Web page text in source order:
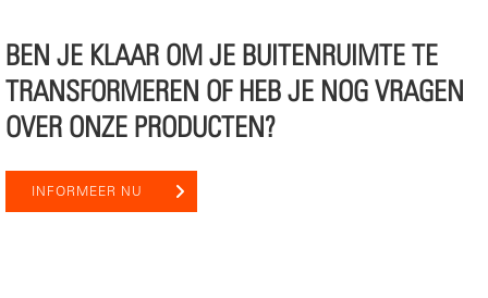
BEN JE KLAAR OM JE BUITENRUIMTE TE
TRANSFORMEREN OF HEB JE NOG VRAGEN
OVER ONZE PRODUCTEN?
INFORMEER NU